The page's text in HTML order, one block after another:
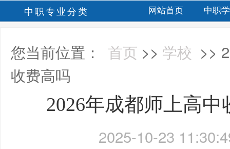
中职专业分类 网站首页 中职
您当前位置： 首页 >> 学校 >>
收费高吗
2026年成都师上高
2025-10-23